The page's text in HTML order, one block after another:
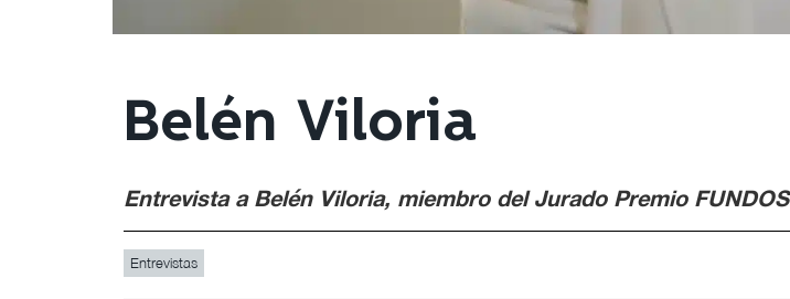
Belén Viloria
Entrevista a Belén Viloria, miembro del Jurado Premio FUNDOS
Entrevistas